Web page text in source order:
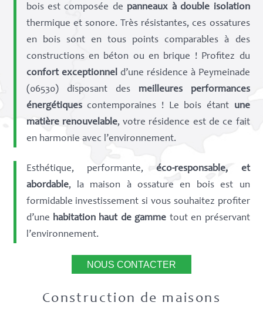
bois est composée de panneaux à double isolation
thermique et sonore. Très résistantes, ces ossatures
en bois sont en tous points comparables à des
constructions en béton ou en brique ! Profitez du
confort exceptionneld’une résidence à Peymeinade
(06530) disposant des meilleures performances
énergétiquescontemporaines ! Le bois étant une
matière renouvelable, votre résidence est de ce fait
en harmonie avec l’environnement.
Esthétique, performante,éco-responsable, et
abordable, la maison à ossature en bois est un
formidable investissement si vous souhaitez profiter
d’une habitation haut de gamme tout en préservant
l’environnement.
NOUS CONTACTER
Construction de maisons